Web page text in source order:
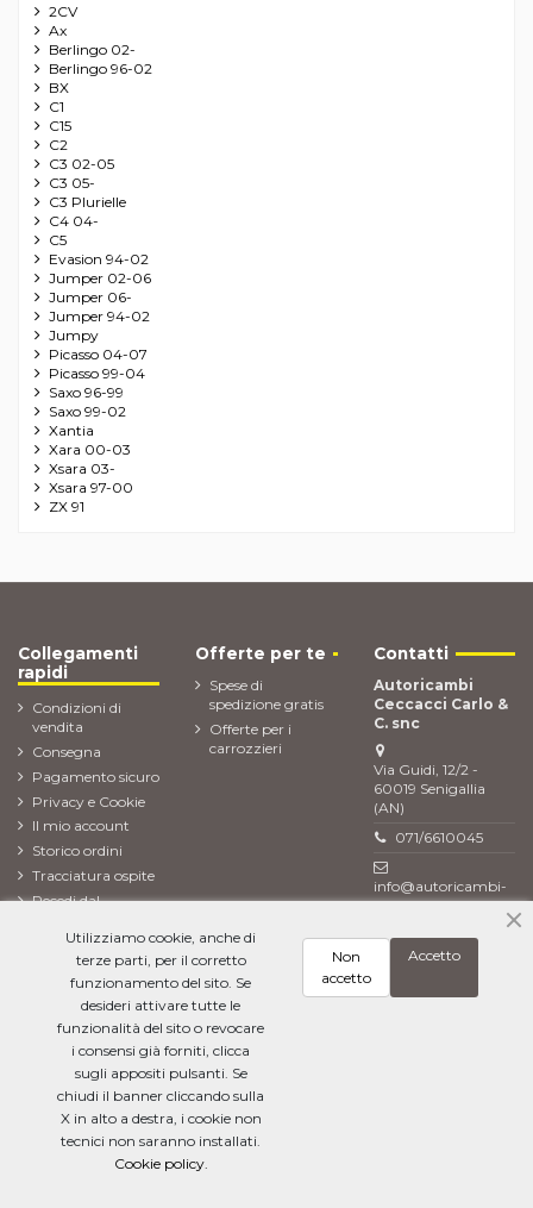
2CV
Ax
Berlingo 02-
Berlingo 96-02
BX
C1
C15
C2
C3 02-05
C3 05-
C3 Plurielle
C4 04-
C5
Evasion 94-02
Jumper 02-06
Jumper 06-
Jumper 94-02
Jumpy
Picasso 04-07
Picasso 99-04
Saxo 96-99
Saxo 99-02
Xantia
Xara 00-03
Xsara 03-
Xsara 97-00
ZX 91
Collegamenti
rapidi
Condizioni di
vendita
Consegna
Pagamento sicuro
Privacy e Cookie
Il mio account
Storico ordini
Tracciatura ospite
Recedi dal
ordine)
Offerte per te
Spese di
spedizione gratis
Offerte per i
carrozzieri
Contatti
Autoricambi
Ceccacci Carlo &
C. snc
Via Guidi, 12/2 -
60019 Senigallia
(AN)
071/6610045
info@autoricambi-
ceccacci.it
Newsletter
Ho letto l'informativa sulla privacye accetto il trattamento dei miei dati
Utilizziamo cookie, anche di
terze parti, per il corretto
funzionamento del sito. Se
desideri attivare tutte le
funzionalità del sito o revocare
i consensi già forniti, clicca
sugli appositi pulsanti. Se
chiudi il banner cliccando sulla
X in alto a destra, i cookie non
tecnici non saranno installati.
Cookie policy.
Accetto
Non
accetto